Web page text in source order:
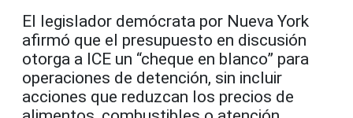
El legislador demócrata por Nueva York
afirmó que el presupuesto en discusión
otorga a ICE un “cheque en blanco” para
operaciones de detención, sin incluir
acciones que reduzcan los precios de